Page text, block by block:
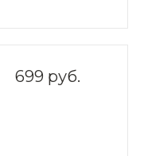
699 руб.